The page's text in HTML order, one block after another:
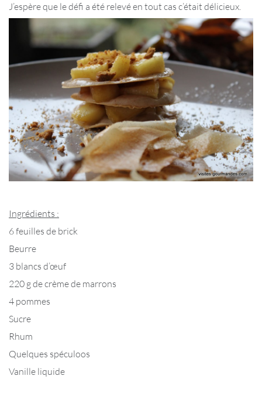
J’espère que le défi a été relevé en tout cas c’était délicieux.
Ingrédients :
6 feuilles de brick
Beurre
3 blancs d’œuf
220 g de crème de marrons
4 pommes
Sucre
Rhum
Quelques spéculoos
Vanille liquide